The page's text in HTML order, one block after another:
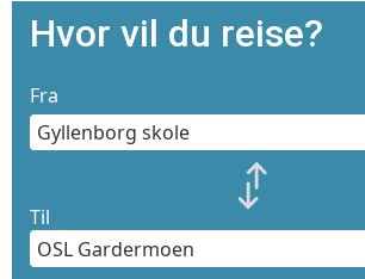
Hvor vil du reise?
Fra
Til